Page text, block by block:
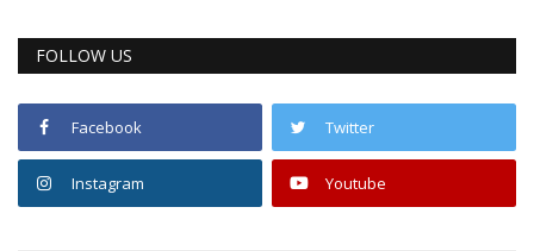
FOLLOW US
Facebook Twitter
Instagram Youtube